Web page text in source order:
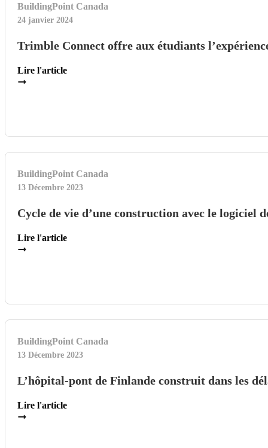
BuildingPoint Canada
24 janvier 2024
Trimble Connect offre aux étudiants
Lire l'article
BuildingPoint Canada
13 Décembre 2023
Cycle de vie d’une construction avec le logiciel
Lire l'article
BuildingPoint Canada
13 Décembre 2023
L’hôpital-pont de Finlande construit dans les
Lire l'article